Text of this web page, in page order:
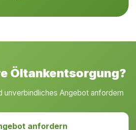
Öltankentsorgung?
unverbindliches Angebot anfordern
anfordern